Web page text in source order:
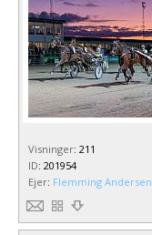
Visninger: 211
ID: 201954
Ejer: Flemming Andersen